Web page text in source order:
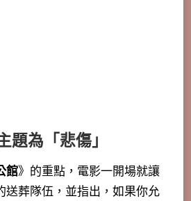
題為「悲傷」
館》的重點，電影一開場就讓
送葬隊伍，並指出，如果你允